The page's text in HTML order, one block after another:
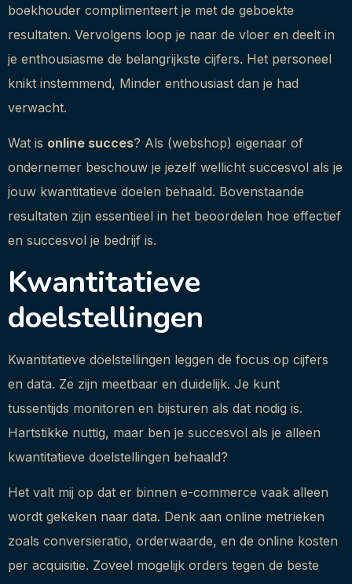
boekhouder complimenteert je met de geboekte
resultaten. Vervolgens loop je naar de vloer en deelt in
je enthousiasme de belangrijkste cijfers. Het personeel
knikt instemmend, Minder enthousiast dan je had
verwacht.
Wat is online succes? Als (webshop) eigenaar of
ondernemer beschouw je jezelf wellicht succesvol als je
jouw kwantitatieve doelen behaald. Bovenstaande
resultaten zijn essentieel in het beoordelen hoe effectief
en succesvol je bedrijf is.
Kwantitatieve
doelstellingen
Kwantitatieve doelstellingen leggen de focus op cijfers
en data. Ze zijn meetbaar en duidelijk. Je kunt
tussentijds monitoren en bijsturen als dat nodig is.
Hartstikke nuttig, maar ben je succesvol als je alleen
kwantitatieve doelstellingen behaald?
Het valt mij op dat er binnen e-commerce vaak alleen
wordt gekeken naar data. Denk aan online metrieken
zoals conversieratio, orderwaarde, en de online kosten
per acquisitie. Zoveel mogelijk orders tegen de beste